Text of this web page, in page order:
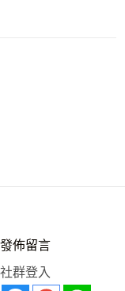
發佈留言
社群登入